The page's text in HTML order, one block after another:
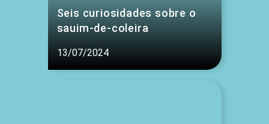
Seis curiosidades sobre o
sauim-de-coleira
13/07/2024